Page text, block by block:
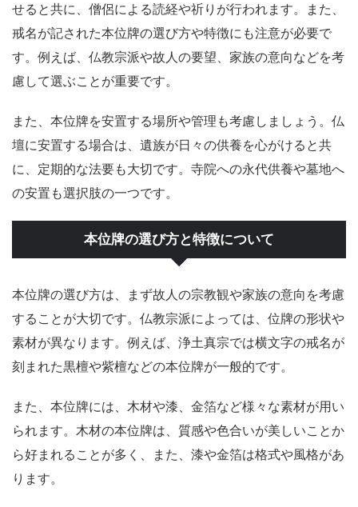
せると共に、僧侶による読経や祈りが行われます。また、
戒名が記された本位牌の選び方や特徴にも注意が必要で
す。例えば、仏教宗派や故人の要望、家族の意向などを考
慮して選ぶことが重要です。
また、本位牌を安置する場所や管理も考慮しましょう。仏
壇に安置する場合は、遺族が日々の供養を心がけると共
に、定期的な法要も大切です。寺院への永代供養や墓地へ
の安置も選択肢の一つです。
本位牌の選び方と特徴について
本位牌の選び方は、まず故人の宗教観や家族の意向を考慮
することが大切です。仏教宗派によっては、位牌の形状や
素材が異なります。例えば、浄土真宗では横文字の戒名が
刻まれた黒檀や紫檀などの本位牌が一般的です。
また、本位牌には、木材や漆、金箔など様々な素材が用い
られます。木材の本位牌は、質感や色合いが美しいことか
ら好まれることが多く、また、漆や金箔は格式や風格があ
ります。